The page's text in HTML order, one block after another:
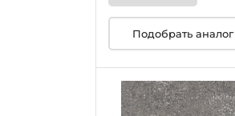
Подобрать аналог